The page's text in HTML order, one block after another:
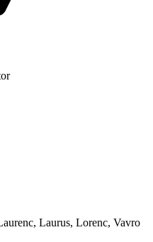
Laurus, Lorenc, Vavro